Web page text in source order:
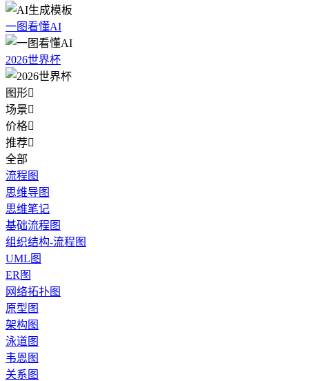
一图看懂AI
2026世界杯
图形
场景
价格
推荐
全部
流程图
思维导图
思维笔记
基础流程图
组织结构-流程图
UML图
ER图
网络拓扑图
原型图
架构图
泳道图
韦恩图
关系图